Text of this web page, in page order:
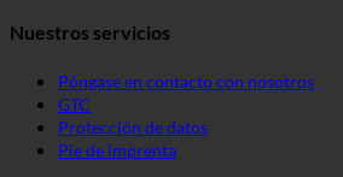
Nuestros servicios
Póngase en contacto con nosotros
GTC
Protección de datos
Pie de imprenta